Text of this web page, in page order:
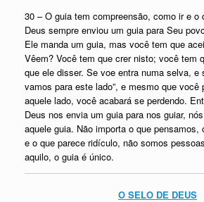
30 – O guia tem compreensão, como ir e
Deus sempre enviou um guia para Seu
Ele manda um guia, mas você tem que
Vêem? Você tem que crer nisto; você tem
que ele disser. Se voe entra numa selva, e
vamos para este lado”, e mesmo que você
aquele lado, você acabará se perdendo.
Deus nos envia um guia para nos guiar,
aquele guia. Não importa o que pensamos,
e o que parece ridículo, não somos
aquilo, o guia é único.
O SELO DE DEUS